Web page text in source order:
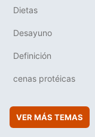
Dietas
Desayuno
Definición
cenas protéicas
VER MÁS TEMAS